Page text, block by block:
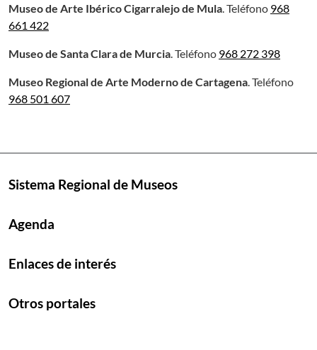
Museo de Arte Ibérico Cigarralejo de Mula. Teléfono 968
661 422
Museo de Santa Clara de Murcia. Teléfono 968 272 398
Museo Regional de Arte Moderno de Cartagena. Teléfono
968 501 607
Sistema Regional de Museos
Agenda
Enlaces de interés
Otros portales